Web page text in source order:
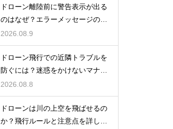
ドローン離陸前に警告表示が出る
のはなぜ？エラーメッセージの原
因と対処法
2026.08.9
ドローン飛行での近隣トラブルを
防ぐには？迷惑をかけないマナー
と対策
2026.08.8
ドローンは川の上空を飛ばせるの
か？飛行ルールと注意点を詳しく